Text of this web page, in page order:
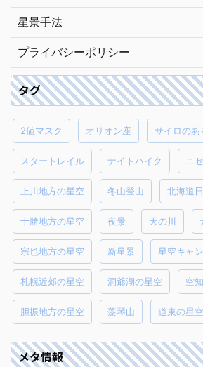
星景手法
プライバシーポリシー
タグ
2値マスク オリオン座 サイロのあ
スタートレイル ナイトハイク ニ
上川地方の星空 冬山登山 北海道
十勝地方の星空 夜景 天の川
宗也地方の星空 新星景 星空キャ
札幌近郊の星空 洞爺湖の星空 空
胆振地方の星空 藻琴山 道東の星空
メタ情報